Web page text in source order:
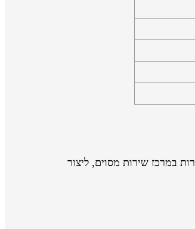
במרכז שירות מסוים, ליצור